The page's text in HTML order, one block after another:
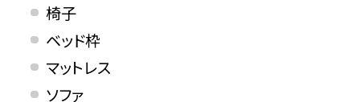
小型家電
椅子
ベッド枠
マットレス
ソファ